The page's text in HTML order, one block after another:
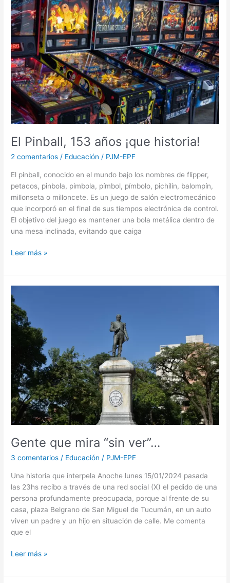
El Pinball, 153 años ¡que historia!
2 comentarios / Educación / PJM-EPF
El pinball, conocido en el mundo bajo los nombres de flipper,
petacos, pinbola, pimbola, pímbol, pímbolo, pichilín, balompín,
millonseta o milloncete. Es un juego de salón electromecánico
que incorporó en el final de sus tiempos electrónica de control.
El objetivo del juego es mantener una bola metálica dentro de
una mesa inclinada, evitando que caiga
153
años
¡que
historia!
Leer más »
Gente que mira “sin ver”…
3 comentarios / Educación / PJM-EPF
Una historia que interpela Anoche lunes 15/01/2024 pasada
las 23hs recibo a través de una red social (X) el pedido de una
persona profundamente preocupada, porque al frente de su
casa, plaza Belgrano de San Miguel de Tucumán, en un auto
viven un padre y un hijo en situación de calle. Me comenta
que el
que
mira
“sin
ver”…
Leer más »